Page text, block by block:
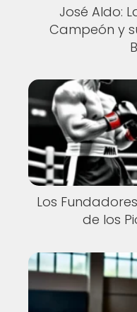
José Aldo:
Campeón y
Los
de los